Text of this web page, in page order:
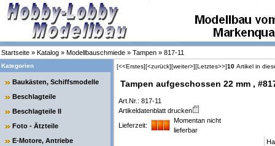
Startseite » Katalog » Modellbauschmiede » Tampen » 817-11
Kategorien
Baukästen, Schiffsmodelle
Beschlagteile
Beschlagteile II
Foto - Ätzteile
E-Motore, Antriebe
[<<Erstes][<zurück][weiter>][Letztes>>]10 Artikel in
Tampen aufgeschossen 22 mm ,
Art.Nr.: 817-11
Artikeldatenblatt drucken
Lieferzeit:
Momentan nicht
lieferbar